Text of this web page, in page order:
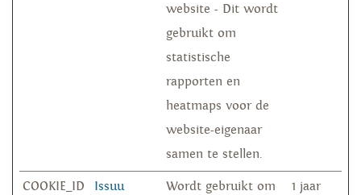
website - Dit wordt
gebruikt om
statistische
rapporten en
heatmaps voor de
website-eigenaar
samen te stellen.
COOKIE_ID
Issuu
Wordt gebruikt om
1 jaar